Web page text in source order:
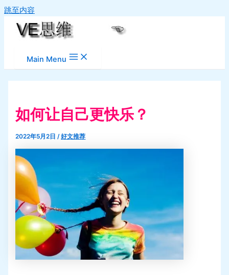
跳至内容
Main Menu
如何让自己更快乐？
2022年5月2日/好文推荐